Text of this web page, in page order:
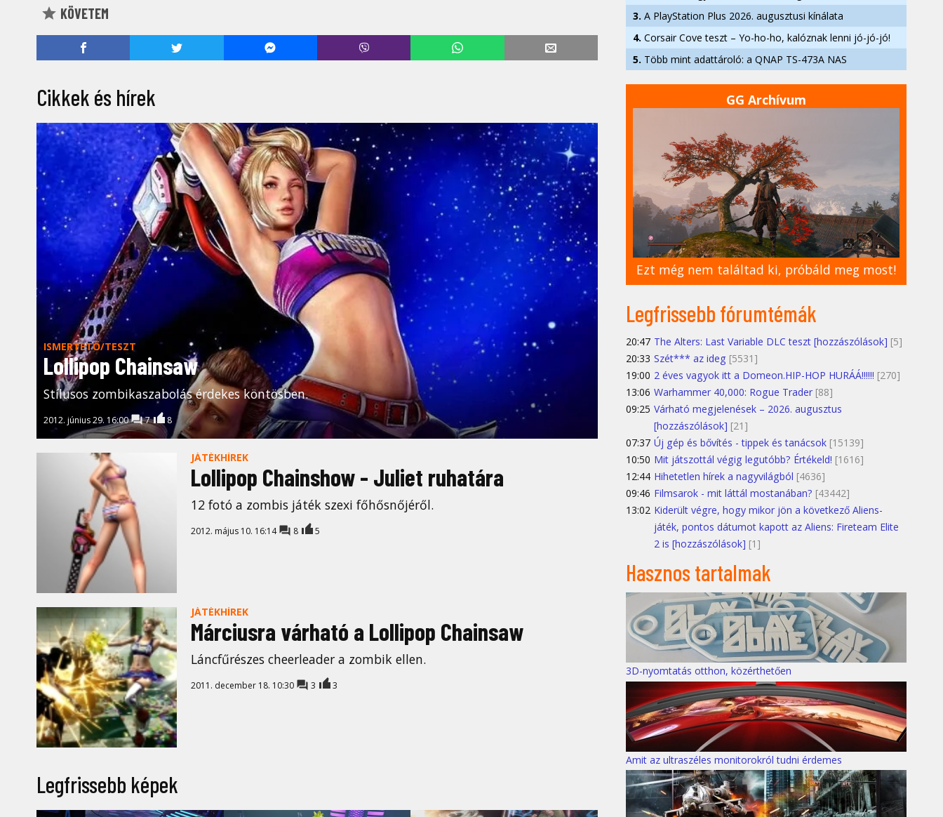
KÖVETEM
Cikkek és hírek
ISMERTETŐ/TESZT
Lollipop Chainsaw
Stílusos zombikaszabolás érdekes köntösben.
2012. június 29. 16:00 7 8
JÁTÉKHÍREK
Lollipop Chainshow - Juliet ruhatára
12 fotó a zombis játék szexi főhősnőjéről.
2012. május 10. 16:14 8 5
JÁTÉKHÍREK
Márciusra várható a Lollipop Chainsaw
Láncfűrészes cheerleader a zombik ellen.
2011. december 18. 10:30 3 3
Legfrissebb képek
3. A PlayStation Plus 2026. augusztusi kínálata
4. Corsair Cove teszt – Yo-ho-ho, kalóznak lenni jó-jó-jó!
5. Több mint adattároló: a QNAP TS-473A NAS
GG Archívum
Ezt még nem találtad ki, próbáld meg most!
Legfrissebb fórumtémák
20:47 The Alters: Last Variable DLC teszt [hozzászólások] [5]
20:33 Szét*** az ideg [5531]
19:00 2 éves vagyok itt a Domeon.HIP-HOP HURÁÁ!!!!!! [270]
13:06 Warhammer 40,000: Rogue Trader [88]
09:25 Várható megjelenések – 2026. augusztus
[hozzászólások] [21]
07:37 Új gép és bővítés - tippek és tanácsok [15139]
10:50 Mit játszottál végig legutóbb? Értékeld! [1616]
12:44 Hihetetlen hírek a nagyvilágból [4636]
09:46 Filmsarok - mit láttál mostanában? [43442]
13:02 Kiderült végre, hogy mikor jön a következő Aliens-
játék, pontos dátumot kapott az Aliens: Fireteam Elite
2 is [hozzászólások] [1]
Hasznos tartalmak
3D-nyomtatás otthon, közérthetően
Amit az ultraszéles monitorokról tudni érdemes